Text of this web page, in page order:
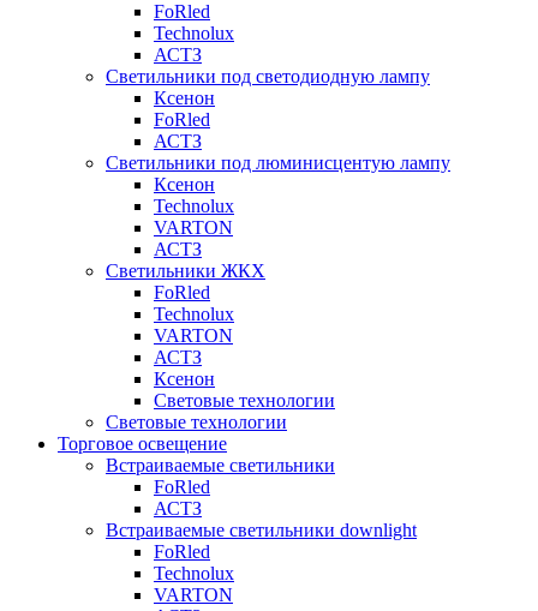
FoRled
Technolux
АСТЗ
Светильники под светодиодную лампу
Ксенон
FoRled
АСТЗ
Светильники под люминисцентую лампу
Ксенон
Technolux
VARTON
АСТЗ
Светильники ЖКХ
FoRled
Technolux
VARTON
АСТЗ
Ксенон
Световые технологии
Световые технологии
Торговое освещение
Встраиваемые светильники
FoRled
АСТЗ
Встраиваемые светильники downlight
FoRled
Technolux
VARTON